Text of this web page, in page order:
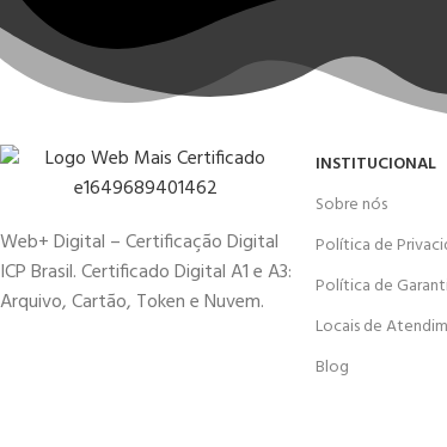
Web+ Digital – Certificação Digital
ICP Brasil. Certificado Digital A1 e A3:
Arquivo, Cartão, Token e Nuvem.
INSTITUCIONAL
Sobre nós
Política de
Política de
Locais de
Blog